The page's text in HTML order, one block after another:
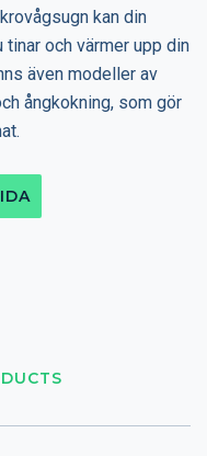
kan din
och värmer upp din
även modeller av
ångkokning, som gör